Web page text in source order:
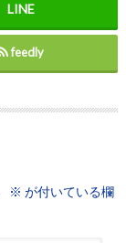
feedly
※ が付いている欄